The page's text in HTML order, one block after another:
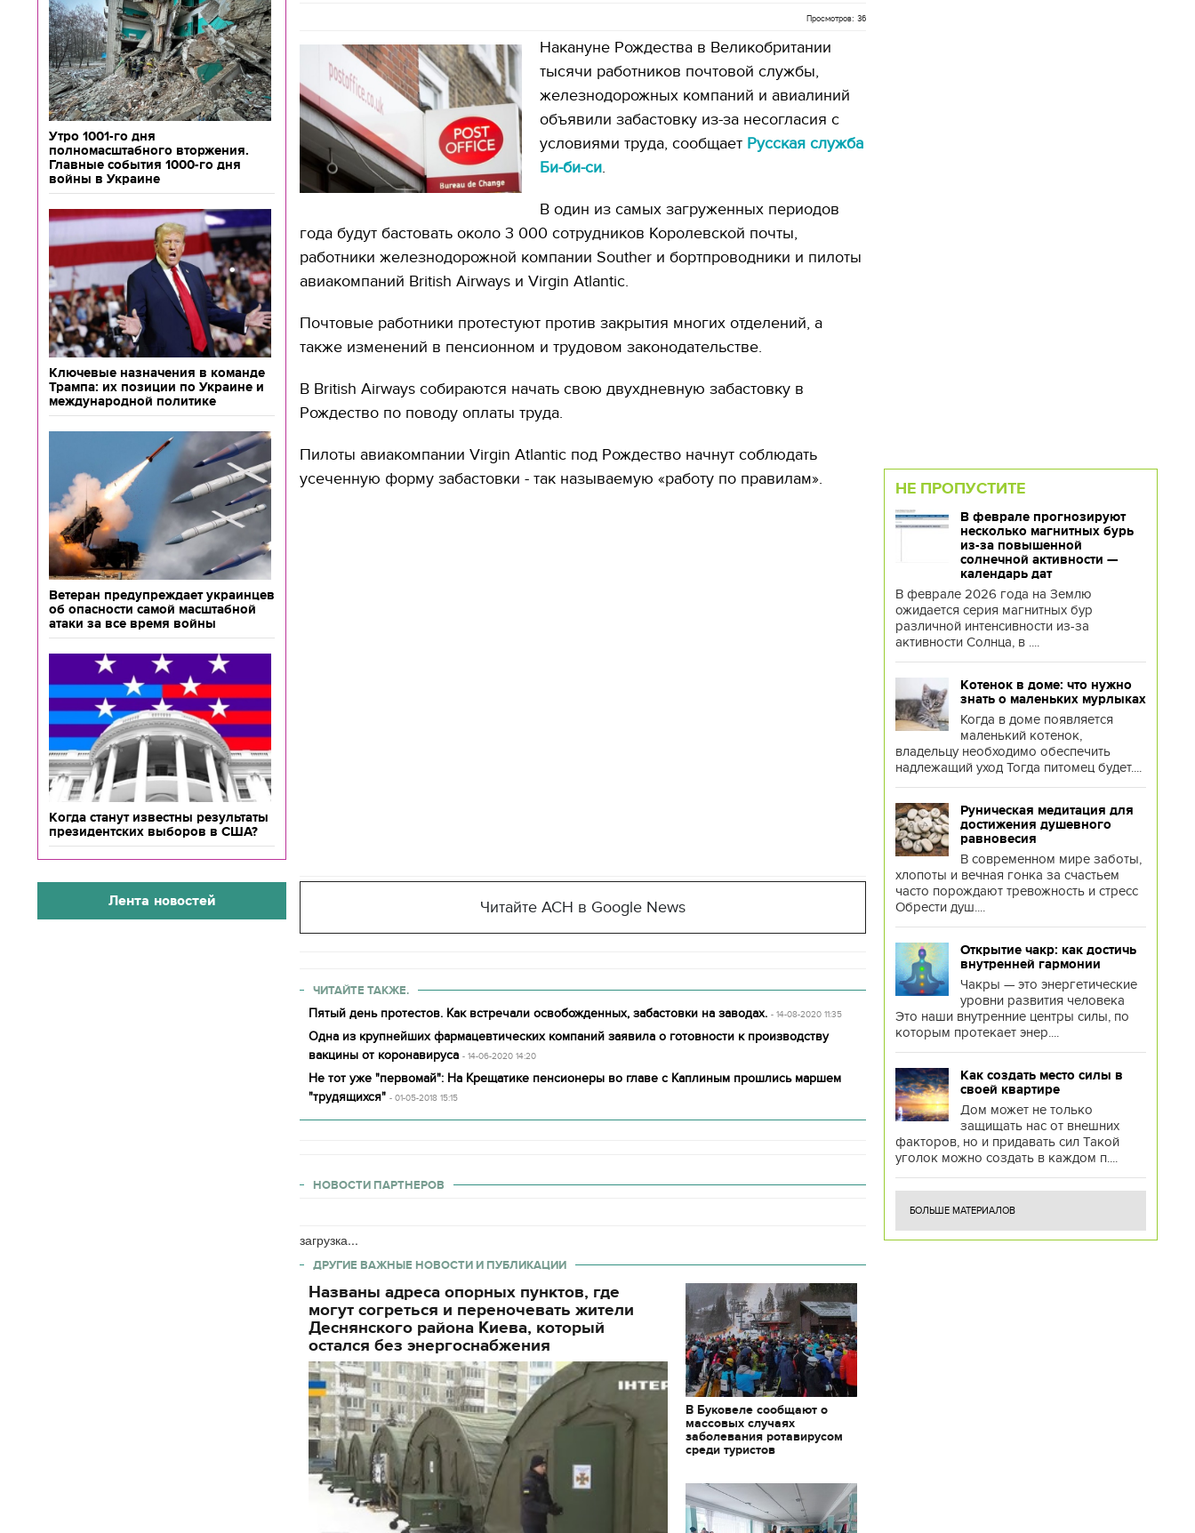
Утро 1001-го дня
полномасштабного вторжения.
Главные события 1000-го дня
войны в Украине
Ключевые назначения в команде
Трампа: их позиции по Украине и
международной политике
Ветеран предупреждает украинцев
об опасности самой масштабной
атаки за все время войны
Когда станут известны результаты
президентских выборов в США?
Лента новостей
Просмотров: 36
Накануне Рождества в Великобритании
тысячи работников почтовой службы,
железнодорожных компаний и авиалиний
объявили забастовку из-за несогласия с
условиями труда, сообщает Русская служба
Би-би-си.
В один из самых загруженных периодов
года будут бастовать около 3 000 сотрудников Королевской почты,
работники железнодорожной компании Souther и бортпроводники и пилоты
авиакомпаний Вritish Airways и Virgin Atlantic.
Почтовые работники протестуют против закрытия многих отделений, а
также изменений в пенсионном и трудовом законодательстве.
В Вritish Airways собираются начать свою двухдневную забастовку в
Рождество по поводу оплаты труда.
Пилоты авиакомпании Virgin Atlantic под Рождество начнут соблюдать
усеченную форму забастовки - так называемую «работу по правилам».
Читайте АСН в Google News
ЧИТАЙТЕ ТАКЖЕ.
Пятый день протестов. Как встречали освобожденных, забастовки на заводах. - 14-08-2020 11:35
Одна из крупнейших фармацевтических компаний заявила о готовности к производству
вакцины от коронавируса - 14-06-2020 14:20
Не тот уже "первомай": На Крещатике пенсионеры во главе с Каплиным прошлись маршем
"трудящихся" - 01-05-2018 15:15
НОВОСТИ ПАРТНЕРОВ
загрузка...
ДРУГИЕ ВАЖНЫЕ НОВОСТИ И ПУБЛИКАЦИИ
Названы адреса опорных пунктов, где
могут согреться и переночевать жители
Деснянского района Киева, который
остался без энергоснабжения
В Буковеле сообщают о
массовых случаях
заболевания ротавирусом
среди туристов
НЕ ПРОПУСТИТЕ
В феврале прогнозируют
несколько магнитных бурь
из-за повышенной
солнечной активности —
календарь дат
В феврале 2026 года на Землю
ожидается серия магнитных бур
различной интенсивности из-за
активности Солнца, в ....
Котенок в доме: что нужно
знать о маленьких мурлыках
Когда в доме появляется
маленький котенок,
владельцу необходимо обеспечить
надлежащий уход Тогда питомец будет....
Руническая медитация для
достижения душевного
равновесия
В современном мире заботы,
хлопоты и вечная гонка за счастьем
часто порождают тревожность и стресс
Обрести душ....
Открытие чакр: как достичь
внутренней гармонии
Чакры — это энергетические
уровни развития человека
Это наши внутренние центры силы, по
которым протекает энер....
Как создать место силы в
своей квартире
Дом может не только
защищать нас от внешних
факторов, но и придавать сил Такой
уголок можно создать в каждом п....
БОЛЬШЕ МАТЕРИАЛОВ